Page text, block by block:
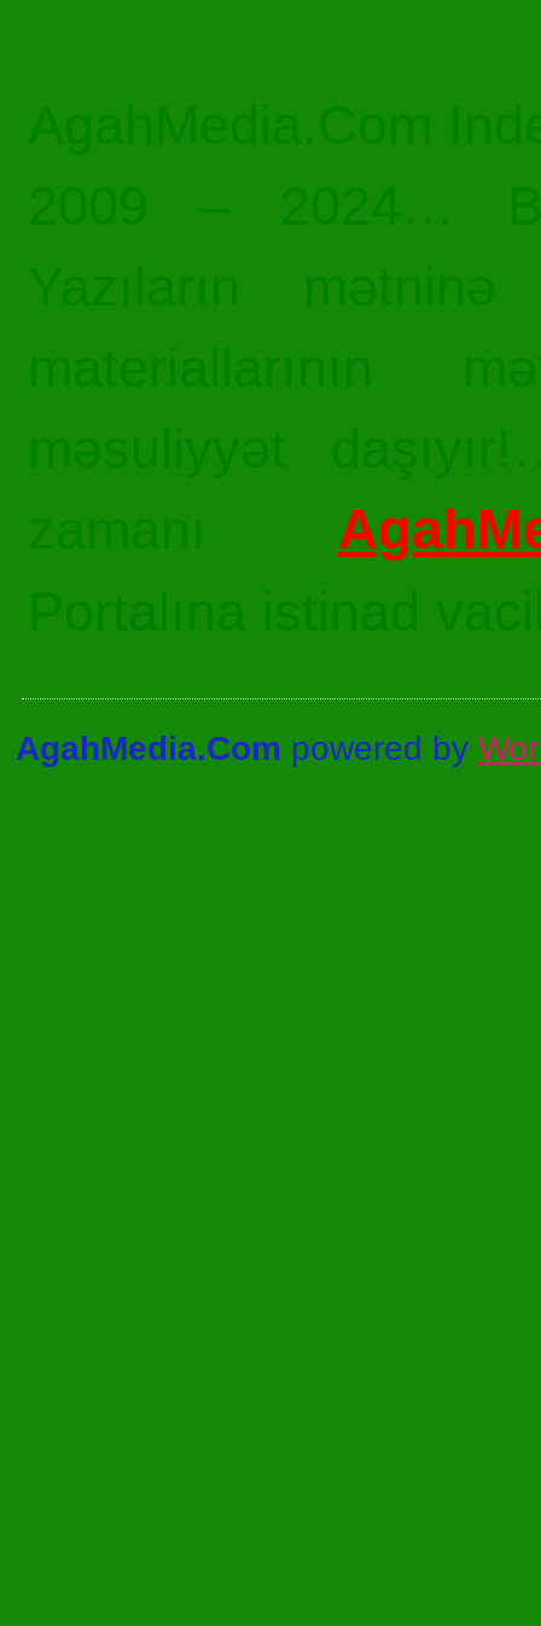
AgahMedia.Com powered by